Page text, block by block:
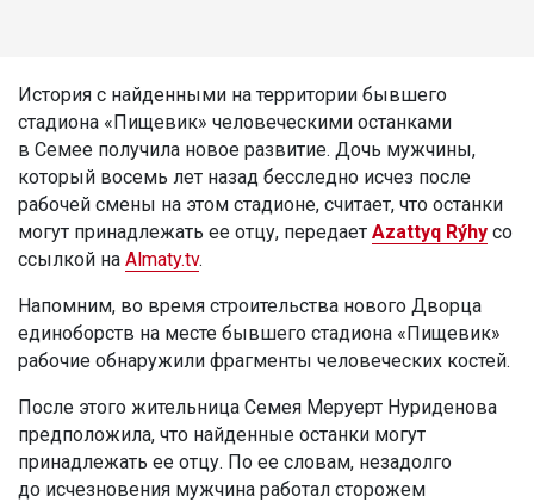
История с найденными на территории бывшего
стадиона «Пищевик» человеческими останками
в Семее получила новое развитие. Дочь мужчины,
который восемь лет назад бесследно исчез после
рабочей смены на этом стадионе, считает, что останки
могут принадлежать ее отцу, передает Azattyq Rýhy со
ссылкой на Almaty.tv.
Напомним, во время строительства нового Дворца
единоборств на месте бывшего стадиона «Пищевик»
рабочие обнаружили фрагменты человеческих костей.
После этого жительница Семея Меруерт Нуриденова
предположила, что найденные останки могут
принадлежать ее отцу. По ее словам, незадолго
до исчезновения мужчина работал сторожем